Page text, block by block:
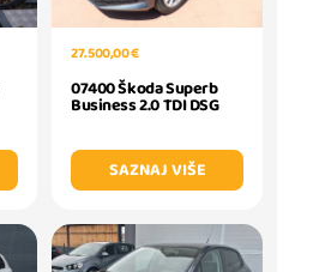
27.500,00 €
07400 Škoda Superb
Business 2.0 TDI DSG
SAZNAJ VIŠE